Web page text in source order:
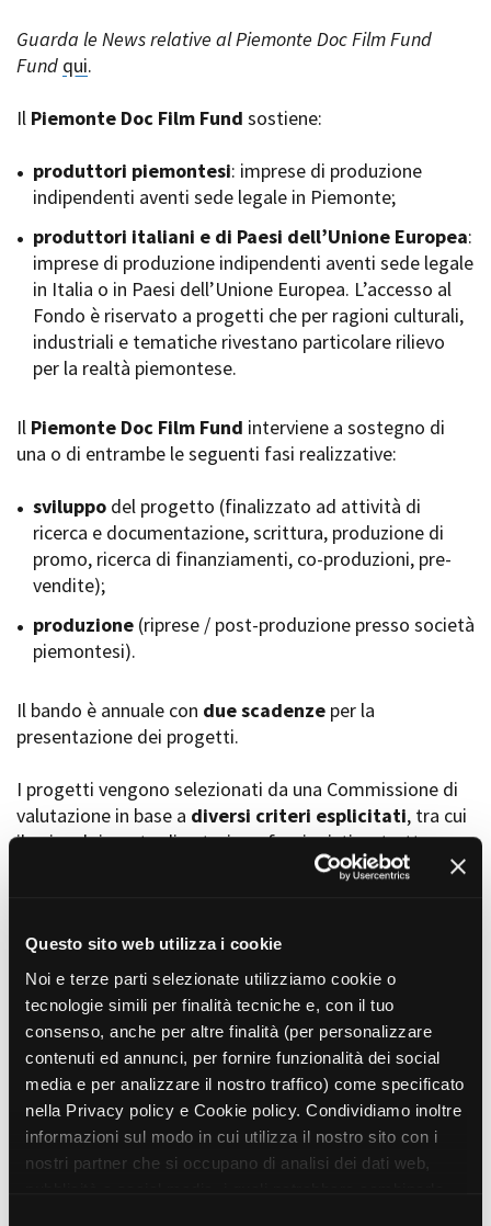
Questo sito web utilizza i cookie
Noi e terze parti selezionate utilizziamo cookie o
tecnologie simili per finalità tecniche e, con il tuo
consenso, anche per altre finalità (per personalizzare
contenuti ed annunci, per fornire funzionalità dei social
media e per analizzare il nostro traffico) come specificato
nella Privacy policy e Cookie policy. Condividiamo inoltre
informazioni sul modo in cui utilizza il nostro sito con i
nostri partner che si occupano di analisi dei dati web,
Spazi nella sede FCTP
Sala Casting
Sala Paolo Tenna
Piemonte Film Tv Fund
Piemonte Film Tv
Development Fund
Piemonte Doc Film Fund
Short Film Fund
PRODUCTION GUIDE
Società di produzione
Strutture di servizio
Attrici-Attori
Beginners
LOCATION GUIDE
FILM DATABASE
BOOK DATABASE
NEWS
CASTING
Festival de Cannes
Locarno Film Festival
Cinematografica Venezia
Toronto International Film
Festa del Cinema di Roma
Torino Film Festival
David di Donatello
Nastri d’Argento
Premio Solinas
Location - Accedi al tuo
profilo
Newsletter
Lavora con noi
Stage - Tirocini - Scuola e
Lavoro
per affidamento lavori in
economia
Amministrazione trasparente
Bandi e gare
Whistleblowing
Guarda le News relative al Piemonte Doc Film Fund
Fund qui.
Il Piemonte Doc Film Fund sostiene:
produttori piemontesi: imprese di produzione
indipendenti aventi sede legale in Piemonte;
produttori italiani e di Paesi dell’Unione Europea:
imprese di produzione indipendenti aventi sede legale
in Italia o in Paesi dell’Unione Europea. L’accesso al
Fondo è riservato a progetti che per ragioni culturali,
industriali e tematiche rivestano particolare rilievo
per la realtà piemontese.
Il Piemonte Doc Film Fund interviene a sostegno di
una o di entrambe le seguenti fasi realizzative:
sviluppo del progetto (finalizzato ad attività di
ricerca e documentazione, scrittura, produzione di
promo, ricerca di finanziamenti, co-produzioni, pre-
vendite);
produzione (riprese / post-produzione presso società
piemontesi).
Il bando è annuale con due scadenze per la
presentazione dei progetti.
I progetti vengono selezionati da una Commissione di
valutazione in base a diversi criteri esplicitati, tra cui
il coinvolgimento di autori, professionisti e strutture
torinesi e piemontesi, i co-finanziamenti e l’effettiva
diffusione attraverso molteplici canali (proiezioni in sala,
canali televisivi, homevideo, piattaforme web...).
Progetti in progress
Vedi 105 progetti in progress